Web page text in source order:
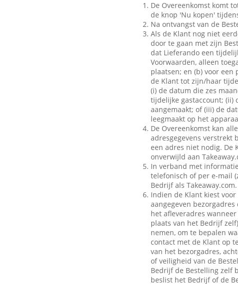
De Overeenkomst komt
de knop 'Nu kopen'
Na ontvangst van de
Als de Klant nog niet
door te gaan met zijn
dat Lieferando een
Voorwaarden, alleen
plaatsen; en (b) voor
de Klant tot zijn/haar
(i) de datum die zes
tijdelijke gastaccount; (ii)
aangemaakt; of (iii) de
leegmaakt op het
De Overeenkomst kan
adresgegevens verstrekt
een adres niet nodig. De
onverwijld aan
In verband met
telefonisch of per e-mail
Bedrijf als Takeaway.com.
Indien de Klant kiest
aangegeven
het afleveradres
plaats van het Bedrijf
nemen, om te bepalen
contact met de Klant op
van het bezorgadres,
of veiligheid van de
Bedrijf de Bestelling zelf
beslist het Bedrijf of de